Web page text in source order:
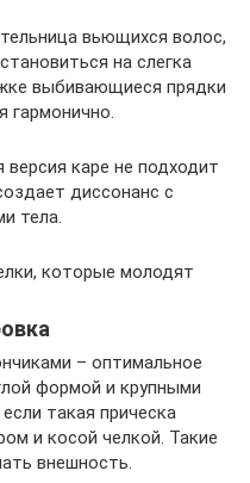
вьющихся волос,
на слегка
выбивающиеся прядки
гармонично.
каре не подходит
диссонанс с
тела.
которые молодят
– оптимальное
формой и крупными
такая прическа
и косой челкой. Такие
внешность.